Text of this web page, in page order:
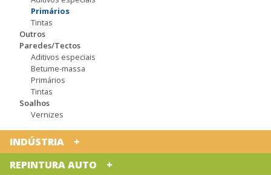
Primários
Tintas
Outros
Paredes/Tectos
Aditivos especiais
Betume-massa
Primários
Tintas
Soalhos
Vernizes
INDÚSTRIA
REPINTURA AUTO